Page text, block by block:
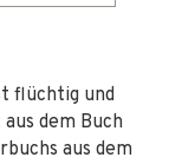
flüchtig und
dem Buch
aus dem